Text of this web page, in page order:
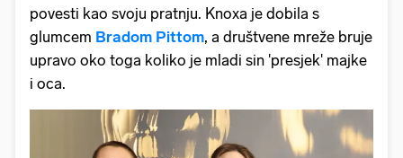
povesti kao svoju pratnju. Knoxa je dobila s
glumcem Bradom Pittom, a društvene mreže bruje
upravo oko toga koliko je mladi sin 'presjek' majke
i oca.